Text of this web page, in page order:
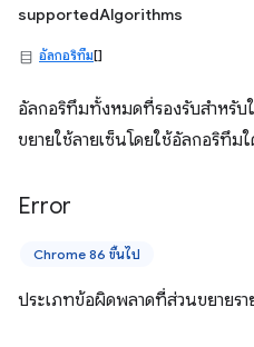
supportedAlgorithms
อัลกอริทึม[]
อัลกอริทึมทั้งหมดที่รองรับสำหรับ
ขยายใช้ลายเซ็นโดยใช้อัลกอริทึ
Error
Chrome 86 ขึ้นไป
ประเภทข้อผิดพลาดที่ส่วนขยายรา